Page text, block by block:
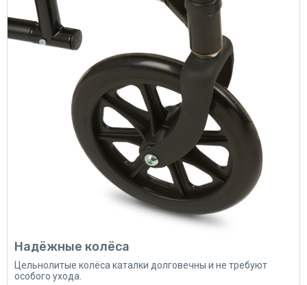
Надёжные колёса
Цельнолитые колёса каталки долговечны и не требуют
особого ухода.